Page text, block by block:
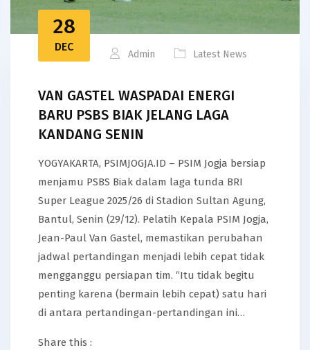
28
DEC
Admin Latest News
VAN GASTEL WASPADAI ENERGI
BARU PSBS BIAK JELANG LAGA
KANDANG SENIN
YOGYAKARTA, PSIMJOGJA.ID – PSIM Jogja bersiap
menjamu PSBS Biak dalam laga tunda BRI
Super League 2025/26 di Stadion Sultan Agung,
Bantul, Senin (29/12). Pelatih Kepala PSIM Jogja,
Jean-Paul Van Gastel, memastikan perubahan
jadwal pertandingan menjadi lebih cepat tidak
mengganggu persiapan tim. “Itu tidak begitu
penting karena (bermain lebih cepat) satu hari
di antara pertandingan-pertandingan ini…
Share this :